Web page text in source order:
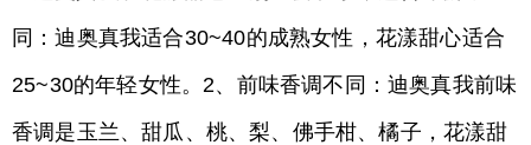
同：迪奥真我适合30~40的成熟女性，花漾甜心适合
25~30的年轻女性。2、前味香调不同：迪奥真我前味
香调是玉兰、甜瓜、桃、梨、佛手柑、橘子，花漾甜